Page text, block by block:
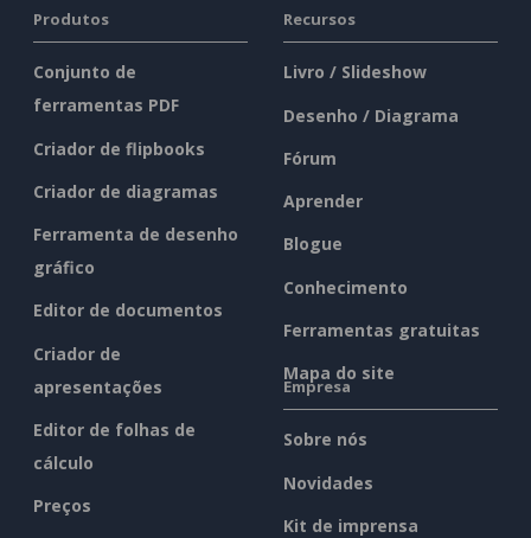
Produtos
Conjunto de
ferramentas PDF
Criador de flipbooks
Criador de diagramas
Ferramenta de desenho
gráfico
Editor de documentos
Criador de
apresentações
Editor de folhas de
cálculo
Preços
Recursos
Livro / Slideshow
Desenho / Diagrama
Fórum
Aprender
Blogue
Conhecimento
Ferramentas gratuitas
Mapa do site
Empresa
Sobre nós
Novidades
Kit de imprensa